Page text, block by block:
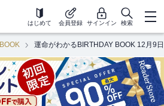
はじめて 会員登録 サインイン 検索
運命がわかるBIRTHDAY BOOK 12月9日